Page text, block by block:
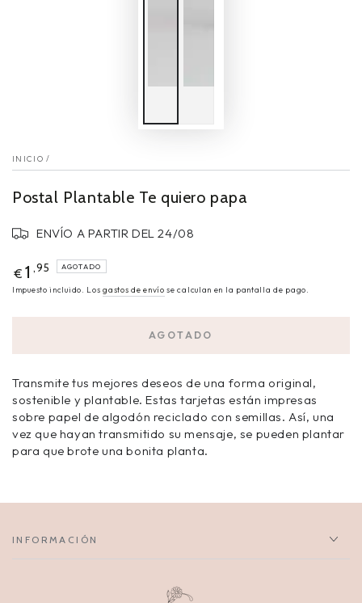
INICIO /
Postal Plantable Te quiero papa
ENVÍO A PARTIR DEL 24/08
€ 1 ,95 AGOTADO
Impuesto incluido. Losgastos de envío se calculan en la pantalla de pago.
AGOTADO
Transmite tus mejores deseos de una forma original,
sostenible y plantable. Estas tarjetas están impresas
sobre papel de algodón reciclado con semillas. Así, una
vez que hayan transmitido su mensaje, se pueden plantar
para que brote una bonita planta.
INFORMACIÓN